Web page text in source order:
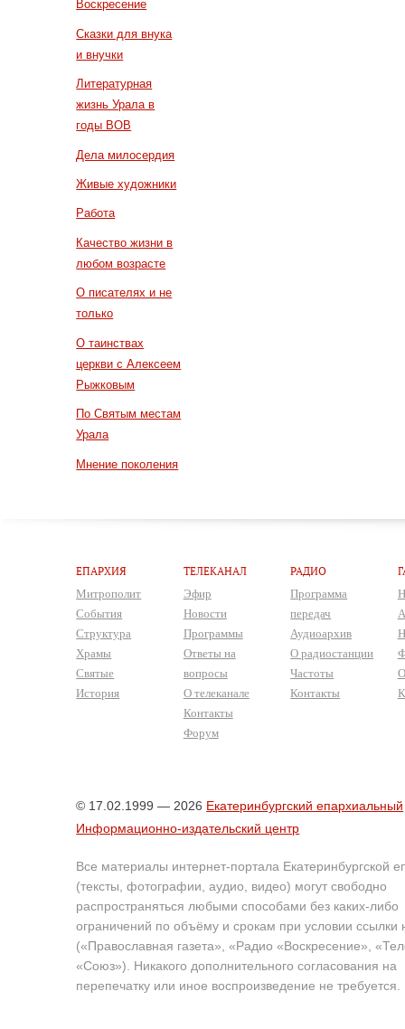
Воскресение
Сказки для внука
и внучки
Литературная
жизнь Урала в
годы ВОВ
Дела милосердия
Живые художники
Работа
Качество жизни в
любом возрасте
О писателях и не
только
О таинствах
церкви с Алексеем
Рыжковым
По Святым местам
Урала
Мнение поколения
ЕПАРХИЯ
Митрополит
События
Структура
Храмы
Святые
История
ТЕЛЕКАНАЛ
Эфир
Новости
Программы
Ответы на
вопросы
О телеканале
Контакты
Форум
РАДИО
Программа
передач
Аудиоархив
О радиостанции
Частоты
Контакты
© 17.02.1999 — 2026 Екатеринбургский епархиальный
Информационно-издательский центр
Все материалы интернет-портала Екатеринбургской
(тексты, фотографии, аудио, видео) могут свободно
распространяться любыми способами без каких-либо
ограничений по объёму и срокам при условии ссылки
(«Православная газета», «Радио «Воскресение»,
«Союз»). Никакого дополнительного согласования на
перепечатку или иное воспроизведение не требуется.